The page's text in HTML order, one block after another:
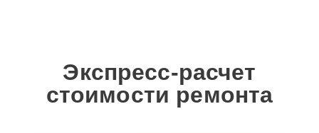
Экспресс-расчет
стоимости ремонта